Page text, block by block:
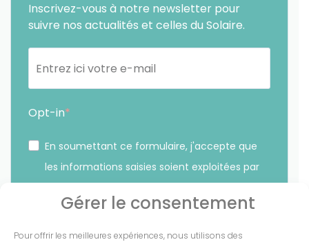
Gérer le consentement
Pour offrir les meilleures expériences, nous utilisons des
Inscrivez-vous à notre newsletter pour
suivre nos actualités et celles du Solaire.
Opt-in
En soumettant ce formulaire, j'accepte que
les informations saisies soient exploitées par
sur le lien présent dans nos emails.